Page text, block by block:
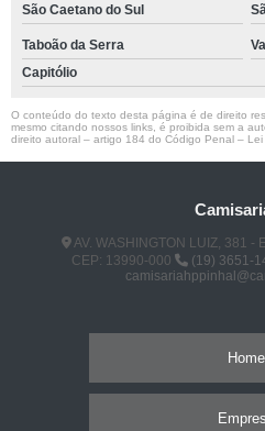
São Caetano do Sul
Taboão da Serra
Capitólio
O conteúdo do texto desta página é de direito
mesmo citando nossos links, é proibida sem a
direito autoral – artigo 184 do Código Penal –
AV. WASHINGTON LUIZ, 381 -
CEP: 13990-000
(19) 3651-
Home